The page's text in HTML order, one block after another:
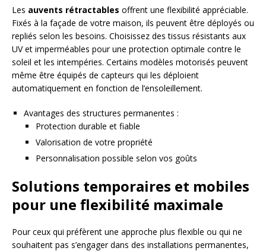
Les auvents rétractables offrent une flexibilité appréciable.
Fixés à la façade de votre maison, ils peuvent être déployés ou
repliés selon les besoins. Choisissez des tissus résistants aux
UV et imperméables pour une protection optimale contre le
soleil et les intempéries. Certains modèles motorisés peuvent
même être équipés de capteurs qui les déploient
automatiquement en fonction de l’ensoleillement.
Avantages des structures permanentes :
Protection durable et fiable
Valorisation de votre propriété
Personnalisation possible selon vos goûts
Solutions temporaires et mobiles
pour une flexibilité maximale
Pour ceux qui préfèrent une approche plus flexible ou qui ne
souhaitent pas s’engager dans des installations permanentes,